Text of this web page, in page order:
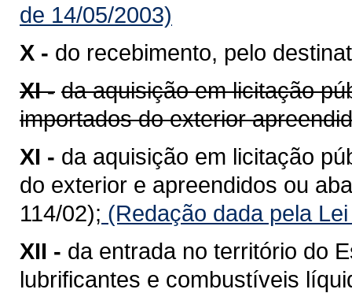
de 14/05/2003)
X - do recebimento, pelo
XI - da aquisição em licitação
importados do exterior
XI - da aquisição em licitação
do exterior e apreendidos ou
114/02); (Redação dada pela
XII - da entrada no território do
lubrificantes e combustíveis